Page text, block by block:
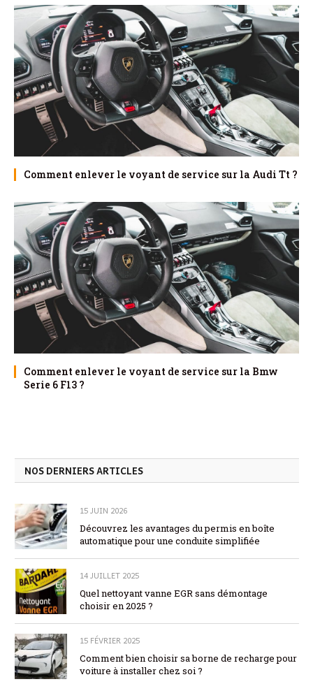
Comment enlever le voyant de service sur la Audi Tt ?
Comment enlever le voyant de service sur la Bmw
Serie 6 F13 ?
NOS DERNIERS ARTICLES
15 JUIN 2026
Découvrez les avantages du permis en boîte
automatique pour une conduite simplifiée
14 JUILLET 2025
Quel nettoyant vanne EGR sans démontage
choisir en 2025 ?
15 FÉVRIER 2025
Comment bien choisir sa borne de recharge pour
voiture à installer chez soi ?